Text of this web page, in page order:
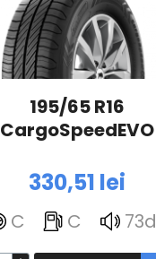
195/65 R16
CargoSpeedEVO
330,51 lei
C C